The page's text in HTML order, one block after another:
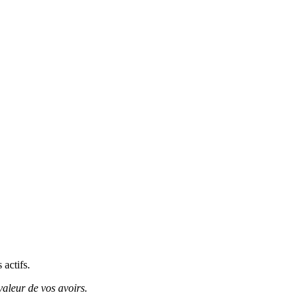
actifs.
de vos avoirs.